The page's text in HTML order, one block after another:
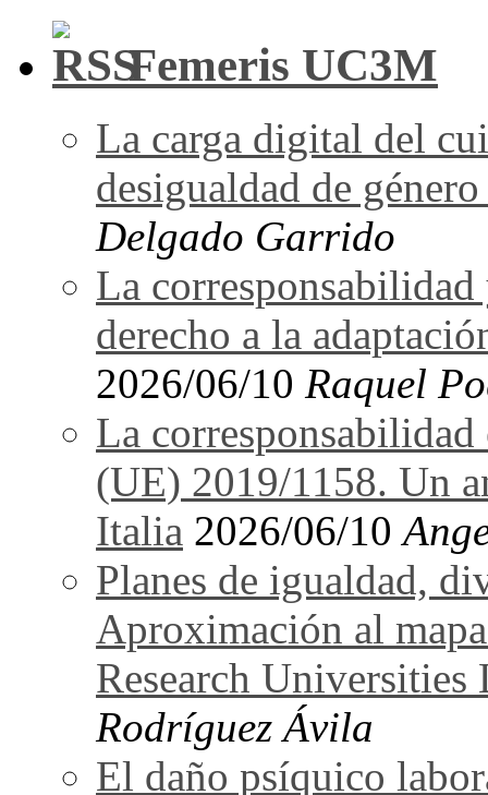
Femeris UC3M
La carga digital del
desigualdad de
Delgado Garrido
La
derecho a la
2026/06/10 Raquel
La
(UE) 2019/1158. Un
Italia 2026/06/10
Planes de igualdad,
Aproximación al
Research Universities
Rodríguez Ávila
El daño psíquico